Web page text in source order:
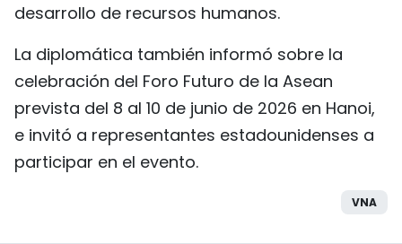
desarrollo de recursos humanos.
La diplomática también informó sobre la
celebración del Foro Futuro de la Asean
prevista del 8 al 10 de junio de 2026 en Hanoi,
e invitó a representantes estadounidenses a
participar en el evento.
VNA